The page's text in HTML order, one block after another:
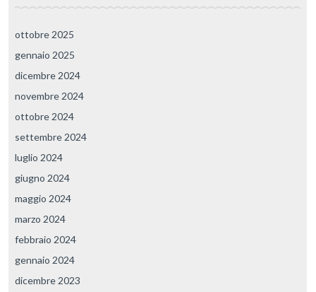
ottobre 2025
gennaio 2025
dicembre 2024
novembre 2024
ottobre 2024
settembre 2024
luglio 2024
giugno 2024
maggio 2024
marzo 2024
febbraio 2024
gennaio 2024
dicembre 2023